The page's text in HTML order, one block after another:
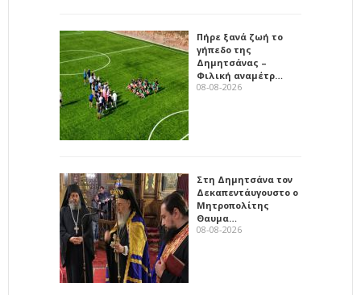
Πήρε ξανά ζωή το
γήπεδο της
Δημητσάνας –
Φιλική αναμέτρ…
08-08-2026
Στη Δημητσάνα τον
Δεκαπεντάυγουστο ο
Μητροπολίτης
Θαυμα…
08-08-2026